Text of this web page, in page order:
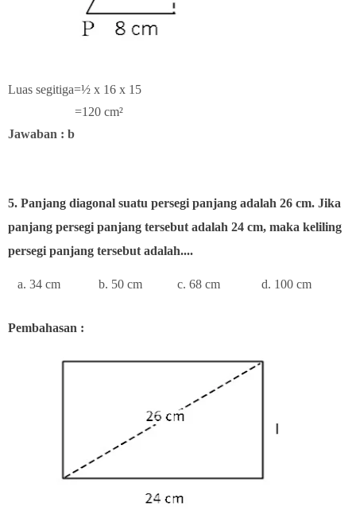
Luas segitiga=½ x 16 x 15
=120 cm²
Jawaban : b
5. Panjang diagonal suatu persegi panjang adalah 26 cm. Jika
panjang persegi panjang tersebut adalah 24 cm, maka keliling
persegi panjang tersebut adalah....
a. 34 cm b. 50 cm c. 68 cm d. 100 cm
Pembahasan :